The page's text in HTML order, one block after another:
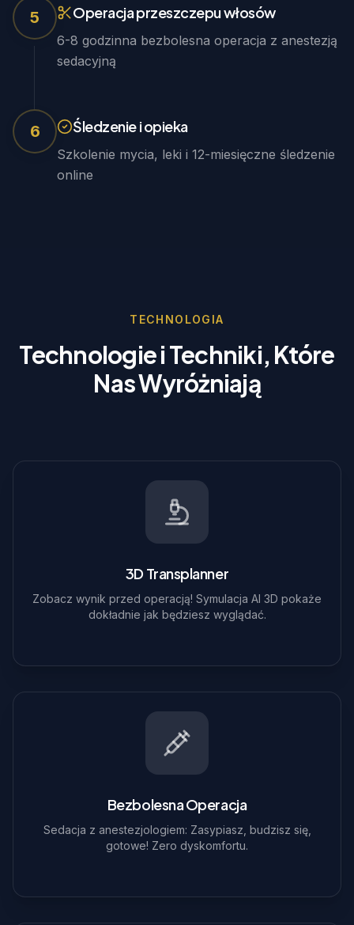
5 Operacja przeszczepu włosów
6-8 godzinna bezbolesna operacja z anestezją
sedacyjną
6 Śledzenie i opieka
Szkolenie mycia, leki i 12-miesięczne śledzenie
online
TECHNOLOGIA
Technologie i Techniki, Które
Nas Wyróżniają
3D Transplanner
Zobacz wynik przed operacją! Symulacja AI 3D pokaże
dokładnie jak będziesz wyglądać.
Bezbolesna Operacja
Sedacja z anestezjologiem: Zasypiasz, budzisz się,
gotowe! Zero dyskomfortu.